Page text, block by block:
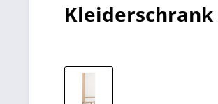
Kleiderschrank